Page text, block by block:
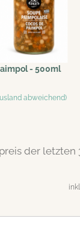
- 500ml
abweichend)
der letzten